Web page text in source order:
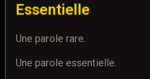
Essentielle
Une parole rare.
Une parole essentielle.